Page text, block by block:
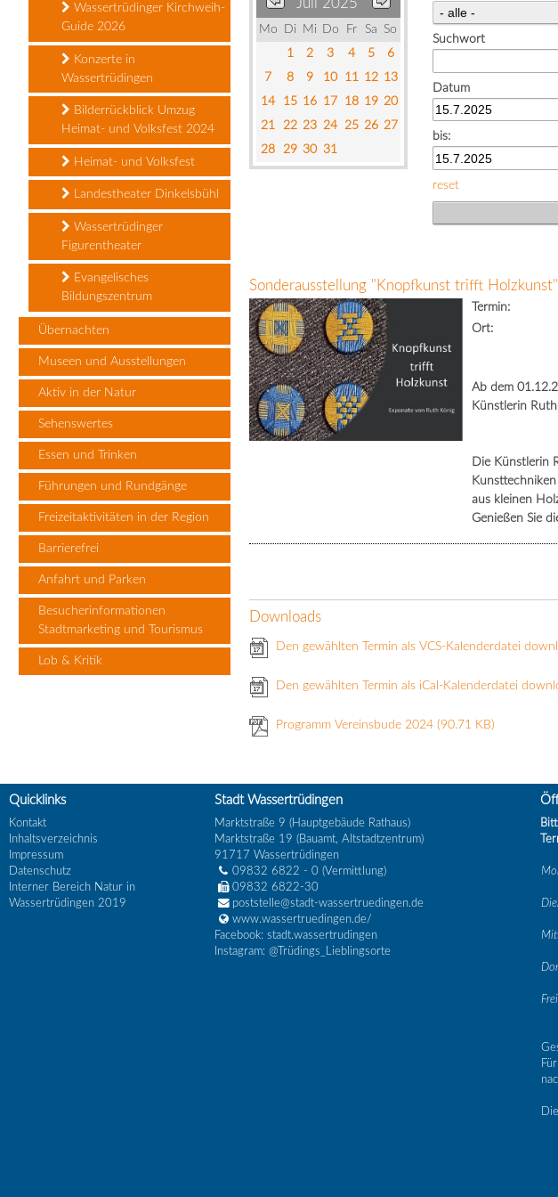
Wassertrüdinger Kirchweih-
Guide 2026
Konzerte in
Wassertrüdingen
Bilderrückblick Umzug
Heimat- und Volksfest 2024
Heimat- und Volksfest
Landestheater Dinkelsbühl
Wassertrüdinger
Figurentheater
Evangelisches
Bildungszentrum
Übernachten
Museen und Ausstellungen
Aktiv in der Natur
Sehenswertes
Essen und Trinken
Führungen und Rundgänge
Freizeitaktivitäten in der Region
Barrierefrei
Anfahrt und Parken
Besucherinformationen
Stadtmarketing und Tourismus
Lob & Kritik
Juli 2025
Mo Di Mi Do Fr Sa
So
1
2 3 4 5
6
7
8 9 10 11 12 13
14
15 16 17 18 19 20
21
22 23 24 25 26 27
28
29 30 31
Suchwort
Datum
bis:
reset
Sonderausstellung "Knopfkunst trifft
Termin:
Ort:
Ab dem
Künstlerin
Die Künstlerin
aus kleinen
Genießen Sie
Downloads
Den gewählten Termin als VCS-Kalenderdatei
Den gewählten Termin als iCal-Kalenderdatei
Programm Vereinsbude 2024 (90.71 KB)
Quicklinks
Kontakt
Inhaltsverzeichnis
Impressum
Datenschutz
Interner Bereich Natur in
Wassertrüdingen 2019
Stadt Wassertrüdingen
Marktstraße 9 (Hauptgebäude Rathaus)
Marktstraße 19 (Bauamt, Altstadtzentrum)
91717 Wassertrüdingen
09832 6822 - 0 (Vermittlung)
09832 6822-30
poststelle@stadt-wassertruedingen.de
www.wassertruedingen.de/
Facebook: stadt.wassertrudingen
Instagram: @Trüdings_Lieblingsorte